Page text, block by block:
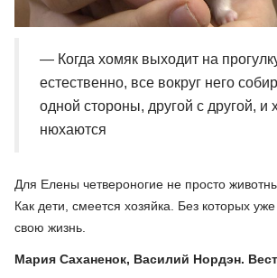
— Когда хомяк выходит на
естественно, все вокруг него
одной стороны, другой с другой, и
нюхаются
Для Елены четвероногие не просто
Как дети, смеется хозяйка. Без которых
свою жизнь.
Мария Саханенок, Василий Нордэн.